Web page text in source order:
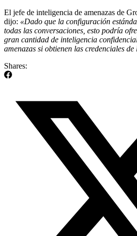
El jefe de inteligencia de amenazas de
dijo: «Dado que la configuración
todas las conversaciones, esto podría
gran cantidad de inteligencia
amenazas si obtienen las credenciales de
Shares: